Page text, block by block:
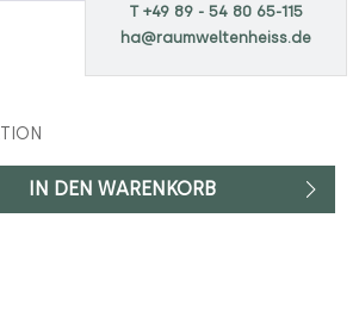
IN DEN WARENKORB
T +49 89 - 54 80 65-115
ha@raumweltenheiss.de